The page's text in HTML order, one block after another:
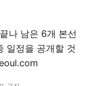
나 남은 6개 본선
일정을 공개할 것